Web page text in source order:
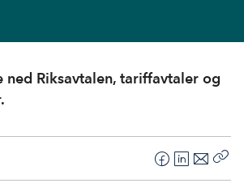
ned Riksavtalen, tariffavtaler og
F
a
L
i
E
-